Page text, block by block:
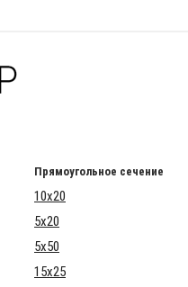
Прямоугольное сечение
10x20
5x20
5x50
15x25